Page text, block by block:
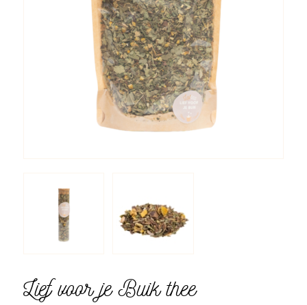
Lief voor je Buik thee